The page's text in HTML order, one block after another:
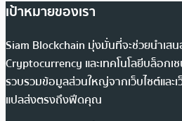
เป้าหมายของเรา
Siam Blockchain มุ่งมั่นที่จะช่วยนำเส
Cryptocurrency และเทคโนโลยีบล็อกเ
รวบรวมข้อมูลส่วนใหญ่จากเว็บไซต์และ
แปลส่งตรงถึงฟีดคุณ